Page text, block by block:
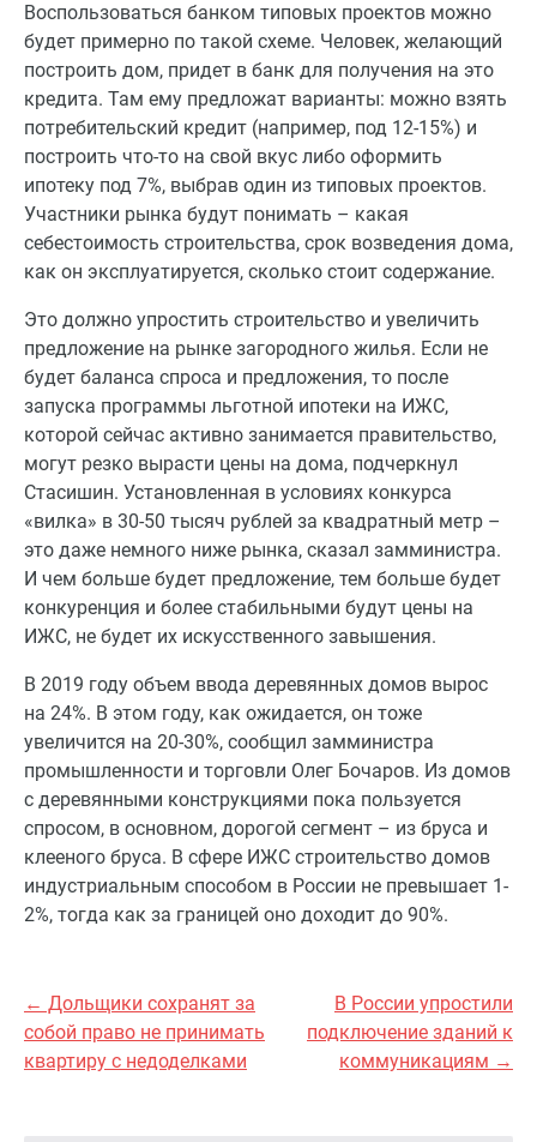
Воспользоваться банком типовых проектов можно
будет примерно по такой схеме. Человек, желающий
построить дом, придет в банк для получения на это
кредита. Там ему предложат варианты: можно взять
потребительский кредит (например, под 12-15%) и
построить что-то на свой вкус либо оформить
ипотеку под 7%, выбрав один из типовых проектов.
Участники рынка будут понимать – какая
себестоимость строительства, срок возведения дома,
как он эксплуатируется, сколько стоит содержание.
Это должно упростить строительство и увеличить
предложение на рынке загородного жилья. Если не
будет баланса спроса и предложения, то после
запуска программы льготной ипотеки на ИЖС,
которой сейчас активно занимается правительство,
могут резко вырасти цены на дома, подчеркнул
Стасишин. Установленная в условиях конкурса
«вилка» в 30-50 тысяч рублей за квадратный метр –
это даже немного ниже рынка, сказал замминистра.
И чем больше будет предложение, тем больше будет
конкуренция и более стабильными будут цены на
ИЖС, не будет их искусственного завышения.
В 2019 году объем ввода деревянных домов вырос
на 24%. В этом году, как ожидается, он тоже
увеличится на 20-30%, сообщил замминистра
промышленности и торговли Олег Бочаров. Из домов
с деревянными конструкциями пока пользуется
спросом, в основном, дорогой сегмент – из бруса и
клееного бруса. В сфере ИЖС строительство домов
индустриальным способом в России не превышает 1-
2%, тогда как за границей оно доходит до 90%.
← Дольщики сохранят за
собой право не принимать
квартиру с недоделками
В России упростили
подключение зданий к
коммуникациям →